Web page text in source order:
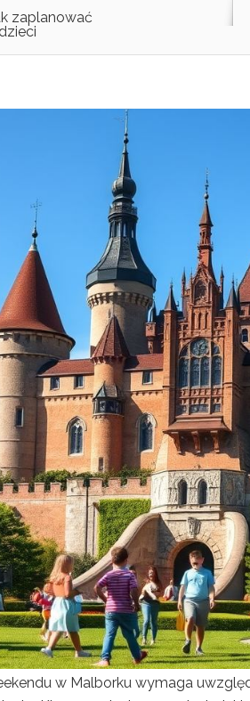
zaplanować
w Malborku wymaga